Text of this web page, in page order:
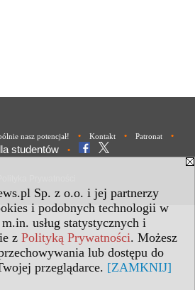
Sp. z o.o. i jej partnerzy
i podobnych technologii w
usług statystycznych i
z Polityką Prywatności. Możesz
lub dostępu do
przeglądarce. [ZAMKNIJ]
nasz potencjał! • Kontakt • Patronat •
studentów •